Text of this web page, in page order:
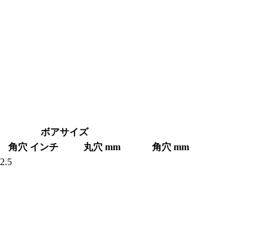
ボアサイズ
角穴 インチ 丸穴 mm
角穴 mm
2.5